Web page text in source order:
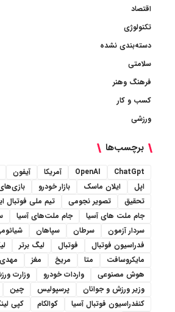
اقتصاد
تکنولوژی
دسته‌بندی نشده
سلامتی
فرهنگ وهنر
کسب و کار
ورزشی
برچسب‌ها
ChatGpt
OpenAI آمریکا آیفون
اپل
ایلان ماسک بازار خودرو
تحقیق
تصویر نجومی تیم ملی فوتبال
جام ملت های آسیا
جام ملت‌های آسیا
سردار آزمون
سرطان سپاهان
فدراسیون فوتبال
فوتبال لیگ برتر
مایکروسافت
متا مریخ مغز
هوش مصنوعی
واردات خودرو
وزارت
وزیر ورزش و جوانان
پرسپولیس چین
کنفدراسیون فوتبال آسیا
کوالکام کپی